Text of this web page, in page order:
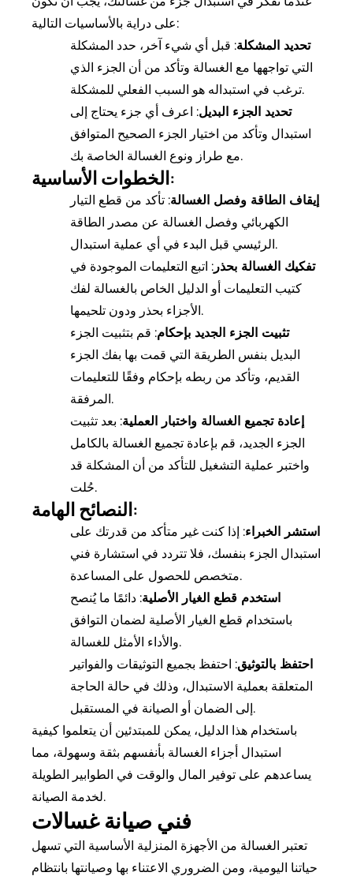
على دراية بالأساسيات التالية:
تحديد المشكلة: قبل أي شيء آخر، حدد المشكلة
التي تواجهها مع الغسالة وتأكد من أن الجزء الذي
ترغب في استبداله هو السبب الفعلي للمشكلة.
تحديد الجزء البديل: اعرف أي جزء يحتاج إلى
استبدال وتأكد من اختيار الجزء الصحيح المتوافق
مع طراز ونوع الغسالة الخاصة بك.
الخطوات الأساسية:
إيقاف الطاقة وفصل الغسالة: تأكد من قطع التيار
الكهربائي وفصل الغسالة عن مصدر الطاقة
الرئيسي قبل البدء في أي عملية استبدال.
تفكيك الغسالة بحذر : اتبع التعليمات الموجودة في
كتيب التعليمات أو الدليل الخاص بالغسالة لفك
الأجزاء بحذر ودون تلحيمها.
تثبيت الجزء الجديد بإحكام: قم بتثبيت الجزء
البديل بنفس الطريقة التي قمت بها بفك الجزء
القديم، وتأكد من ربطه بإحكام وفقًا للتعليمات
المرفقة.
إعادة تجميع الغسالة واختبار العملية: بعد تثبيت
الجزء الجديد، قم بإعادة تجميع الغسالة بالكامل
واختبر عملية التشغيل للتأكد من أن المشكلة قد
حُلت.
النصائح الهامة:
استشر الخبراء: إذا كنت غير متأكد من قدرتك على
استبدال الجزء بنفسك، فلا تتردد في استشارة فني
متخصص للحصول على المساعدة.
استخدم قطع الغيار الأصلية: دائمًا ما يُنصح
باستخدام قطع الغيار الأصلية لضمان التوافق
والأداء الأمثل للغسالة.
احتفظ بالتوثيق: احتفظ بجميع التوثيقات والفواتير
المتعلقة بعملية الاستبدال، وذلك في حالة الحاجة
إلى الضمان أو الصيانة في المستقبل.
باستخدام هذا الدليل، يمكن للمبتدئين أن يتعلموا كيفية
استبدال أجزاء الغسالة بأنفسهم بثقة وسهولة، مما
يساعدهم على توفير المال والوقت في الطوابير الطويلة
لخدمة الصيانة.
فني صيانة غسالات
تعتبر الغسالة من الأجهزة المنزلية الأساسية التي تسهل
حياتنا اليومية، ومن الضروري الاعتناء بها وصيانتها بانتظام